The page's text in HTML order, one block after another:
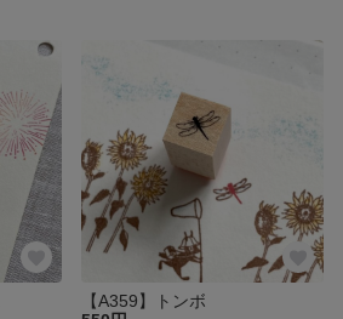
【A359】トンボ